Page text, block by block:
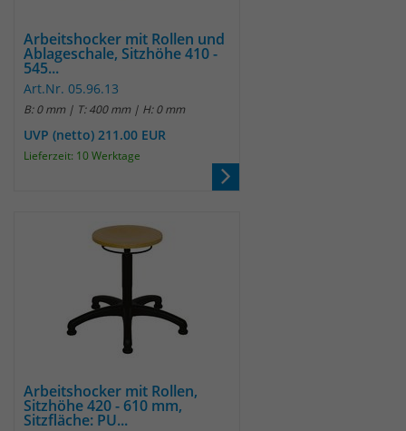
Arbeitshocker mit Rollen und
Ablageschale, Sitzhöhe 410 -
545...
Art.Nr. 05.96.13
B: 0 mm | T: 400 mm | H: 0 mm
UVP (netto) 211.00 EUR
Lieferzeit: 10 Werktage
Arbeitshocker mit Rollen,
Sitzhöhe 420 - 610 mm,
Sitzfläche: PU...